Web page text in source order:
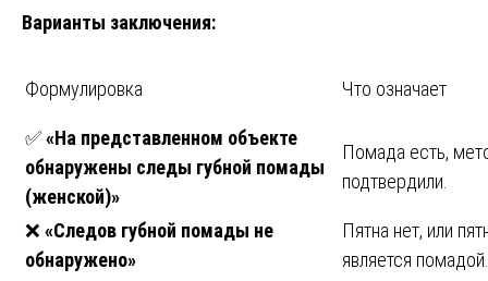
Варианты заключения:
Формулировка Что означает
✅«На представленном объекте
обнаружены следы губной помады
(женской)»
Помада есть,
подтвердили.
❌ «Следов губной помады не
обнаружено»
Пятна нет, или
является помадой.